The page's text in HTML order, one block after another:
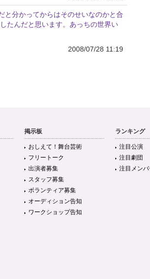
と分かってからはそのせいなのかと合
たんだと思います。あっちの世界い
2008/07/28 11:19
掲示板
おしえて！舞台芸術
フリートーク
出演者募集
スタッフ募集
ボランティア募集
オーディション告知
ワークショップ告知
ランキング
注目公演
注目劇団
注目メンバ